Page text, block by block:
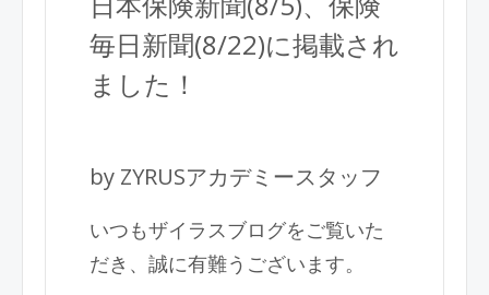
毎日新聞(8/22)に掲載され
ました！
by ZYRUSアカデミースタッフ
いつもザイラスブログをご覧いた
だき、誠に有難うございます。